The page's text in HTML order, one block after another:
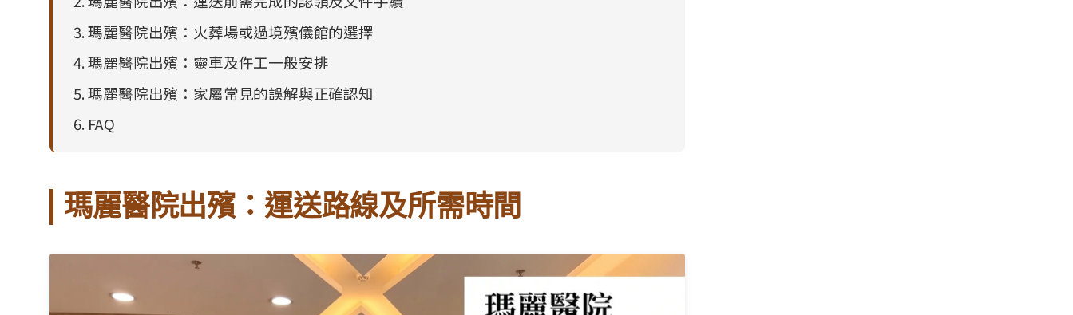
瑪麗醫院出殯：火葬場或過境殯儀館的選擇
瑪麗醫院出殯：靈車及仵工一般安排
瑪麗醫院出殯：家屬常見的誤解與正確認知
FAQ
瑪麗醫院出殯：運送路線及所需時間